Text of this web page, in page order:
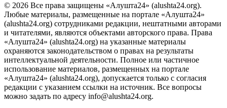
© 2026 Все права защищены «Алушта24» (alushta24.org).
Любые материалы, размещенные на портале «Алушта24»
(alushta24.org) сотрудниками редакции, нештатными авторами
и читателями, являются объектами авторского права. Права
«Алушта24» (alushta24.org) на указанные материалы
охраняются законодательством о правах на результаты
интеллектуальной деятельности. Полное или частичное
использование материалов, размещенных на портале
«Алушта24» (alushta24.org), допускается только с согласия
редакции с указанием ссылки на источник. Все вопросы
можно задать по адресу info@alushta24.org.